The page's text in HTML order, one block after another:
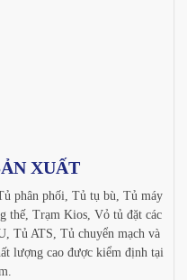
XUẤT
phân phối, Tủ tụ bù, Tủ máy
thế, Trạm Kios, Vỏ tủ đặt các
Tủ ATS, Tủ chuyển mạch và
lượng cao được kiểm định tại